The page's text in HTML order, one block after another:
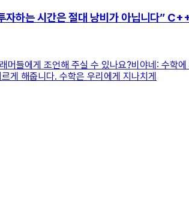
자하는 시간은 절대 낭비가 아닙니다”
머들에게 조언해 주실 수 있나요?비야네: 수학
게 해줍니다. 수학은 우리에게 지나치게